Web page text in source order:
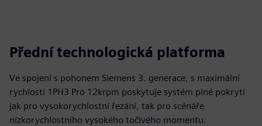
Přední technologická platforma
Ve spojení s pohonem Siemens 3. generace, s maximální
rychlostí 1PH3 Pro 12krpm poskytuje systém plné pokrytí
jak pro vysokorychlostní řezání, tak pro scénáře
nízkorychlostního vysokého točivého momentu.